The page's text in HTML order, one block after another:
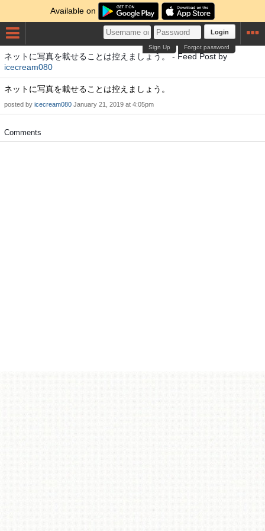
Available on
Login
Forgot password
Sign Up
ネットに写真を載せることは控えましょう。 - Feed Post by
icecream080
ネットに写真を載せることは控えましょう。
posted by icecream080 January 21, 2019 at 4:05pm
Comments